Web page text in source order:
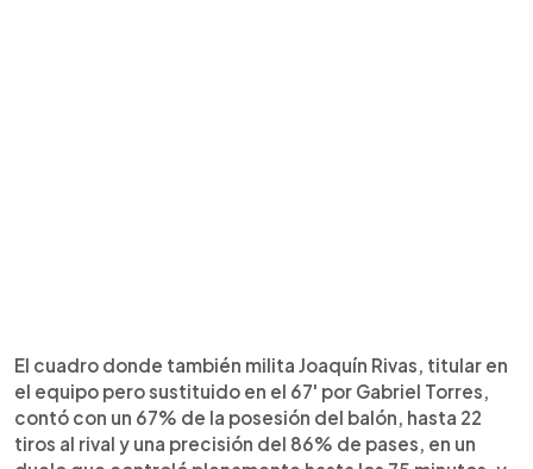
El cuadro donde también milita Joaquín Rivas, titular en
el equipo pero sustituido en el 67' por Gabriel Torres,
contó con un 67% de la posesión del balón, hasta 22
tiros al rival y una precisión del 86% de pases, en un